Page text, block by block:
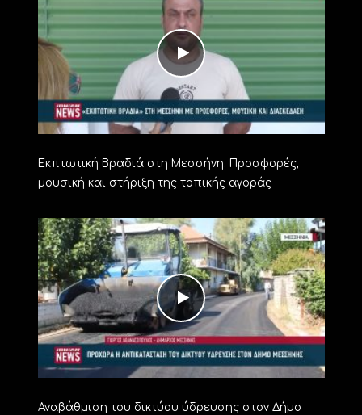
Εκπτωτική Βραδιά στη Μεσσήνη: Προσφορές,
μουσική και στήριξη της τοπικής αγοράς
Αναβάθμιση του δικτύου ύδρευσης στον Δήμο